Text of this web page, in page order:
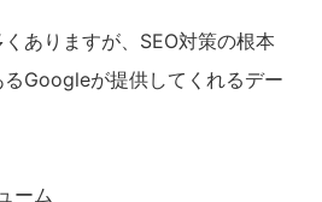
ありますが、SEO対策の根本
Googleが提供してくれるデー
ーム